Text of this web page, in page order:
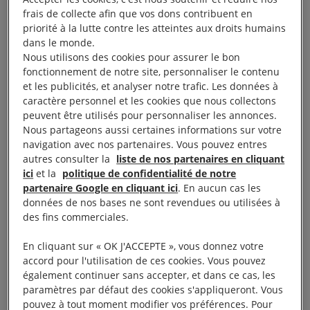
manifester entérinée
Les députés ont bien abrogé les motifs d’interdiction
scandaleux liés à « l’appartenance à un groupe ou
aux relations régulières » avec des personnes jugées
indésirables par les autorités.
Néanmoins, ils ont étendu la possibilité d’interdire
administrativement de manifester toute personne,
qui« par ses agissements à l’occasion de
manifestations sur la voie publique ayant donné lieu
personnes ainsi que des dommages importants aux
biens ou par la commission d’un acte violent à
l’occasion de l’une de ces manifestations, une
personne constitue une menace d’une particulière
frais de collecte afin que vos dons contribuent en
priorité à la lutte contre les atteintes aux droits humains
dans le monde.
Nous utilisons des cookies pour assurer le bon
fonctionnement de notre site, personnaliser le contenu
et les publicités, et analyser notre trafic. Les données à
caractère personnel et les cookies que nous collectons
peuvent être utilisés pour personnaliser les annonces.
Nous partageons aussi certaines informations sur votre
navigation avec nos partenaires. Vous pouvez entres
autres consulter la liste de nos partenaires en cliquant
ici et la politique de confidentialité de notre
partenaire Google en cliquant ici. En aucun cas les
données de nos bases ne sont revendues ou utilisées à
des fins commerciales.
En cliquant sur « OK J'ACCEPTE », vous donnez votre
accord pour l'utilisation de ces cookies. Vous pouvez
également continuer sans accepter, et dans ce cas, les
paramètres par défaut des cookies s'appliqueront. Vous
pouvez à tout moment modifier vos préférences. Pour